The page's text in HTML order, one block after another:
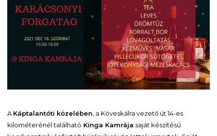
A Káptalantóti közelében , a Köveskálra vezető út 14-es
kilométerénél található Kinga Kamrája saját készítésű